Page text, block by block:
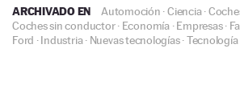
ARCHIVADO EN Automoción ·Ciencia·
Coches sin conductor· Economía·Empresas·
Ford ·Industria· Nuevas tecnologías·Tecnología